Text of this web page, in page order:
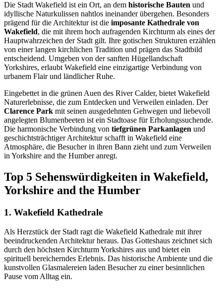
Die Stadt Wakefield ist ein Ort, an dem historische Bauten und
idyllische Naturkulissen nahtlos ineinander übergehen. Besonders
prägend für die Architektur ist die imposante Kathedrale von
Wakefield, die mit ihrem hoch aufragenden Kirchturm als eines der
Hauptwahrzeichen der Stadt gilt. Ihre gotischen Strukturen erzählen
von einer langen kirchlichen Tradition und prägen das Stadtbild
entscheidend. Umgeben von der sanften Hügellandschaft
Yorkshires, erlaubt Wakefield eine einzigartige Verbindung von
urbanem Flair und ländlicher Ruhe.
Eingebettet in die grünen Auen des River Calder, bietet Wakefield
Naturerlebnisse, die zum Entdecken und Verweilen einladen. Der
Clarence Park mit seinen ausgedehnten Gehwegen und liebevoll
angelegten Blumenbeeten ist ein Stadtoase für Erholungssuchende.
Die harmonische Verbindung von tiefgrünen Parkanlagen und
geschichtsträchtiger Architektur schafft in Wakefield eine
Atmosphäre, die Besucher in ihren Bann zieht und zum Verweilen
in Yorkshire and the Humber anregt.
Top 5 Sehenswürdigkeiten in Wakefield,
Yorkshire and the Humber
1. Wakefield Kathedrale
Als Herzstück der Stadt ragt die Wakefield Kathedrale mit ihrer
beeindruckenden Architektur heraus. Das Gotteshaus zeichnet sich
durch den höchsten Kirchturm Yorkshires aus und bietet ein
spirituell bereicherndes Erlebnis. Das historische Ambiente und die
kunstvollen Glasmalereien laden Besucher zu einer besinnlichen
Pause vom Alltag ein.